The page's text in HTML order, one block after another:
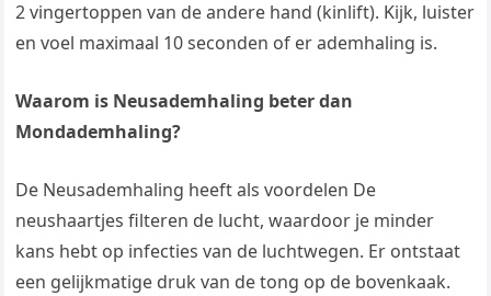
2 vingertoppen van de andere hand (kinlift). Kijk, luister
en voel maximaal 10 seconden of er ademhaling is.
Waarom is Neusademhaling beter dan
Mondademhaling?
De Neusademhaling heeft als voordelen De
neushaartjes filteren de lucht, waardoor je minder
kans hebt op infecties van de luchtwegen. Er ontstaat
een gelijkmatige druk van de tong op de bovenkaak.